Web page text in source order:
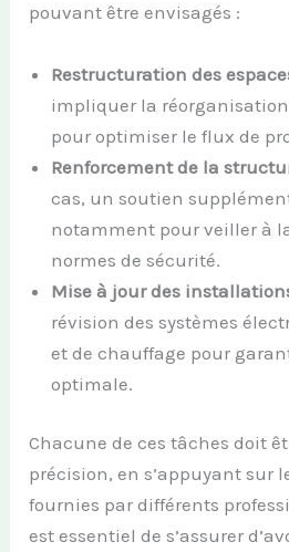
pouvant être envisagés :
Restructuration des
impliquer la
pour optimiser le flux de
Renforcement de la
cas, un soutien
notamment pour veiller à
normes de sécurité.
Mise à jour des
révision des systèmes
et de chauffage pour
optimale.
Chacune de ces tâches doit
précision, en s’appuyant sur
fournies par différents
est essentiel de s’assurer